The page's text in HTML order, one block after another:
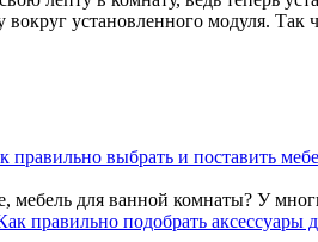
установленного модуля.
правильно выбрать и поставить
мебель для ванной комнаты? У
правильно подобрать аксессуары